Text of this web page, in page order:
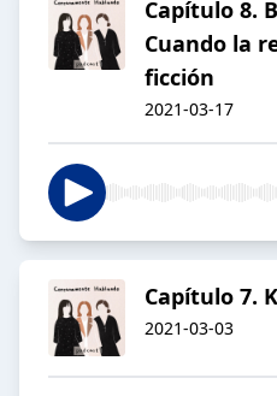
Capítulo 8.
Cuando la
ficción
2021-03-17
Capítulo 7.
2021-03-03